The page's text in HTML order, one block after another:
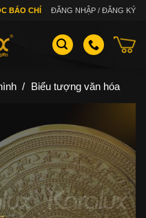
BÁO CHÍ ĐĂNG NHẬP / ĐĂNG KÝ
/ Biểu tượng văn hóa